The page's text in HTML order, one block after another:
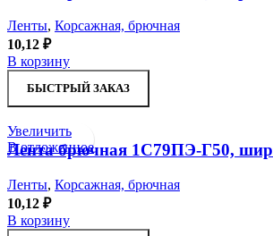
Ленты, Корсажная, брючная
10,12 ₽
В корзину
БЫСТРЫЙ ЗАКАЗ
Увеличить
В отложенное
Лента брючная 1С79ПЭ-Г50,
Ленты, Корсажная, брючная
10,12 ₽
В корзину